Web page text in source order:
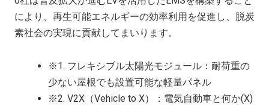
により、再生可能エネルギーの効率利用を促進し、脱炭
素社会の実現に貢献してまいります。
※1. フレキシブル太陽光モジュール：耐荷重の
少ない屋根でも設置可能な軽量パネル
※2. V2X（Vehicle to X）：電気自動車と何か(X)